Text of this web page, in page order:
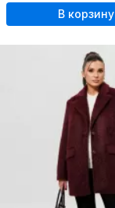
В корзину